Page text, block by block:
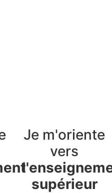
Je m'oriente
vers
supérieur